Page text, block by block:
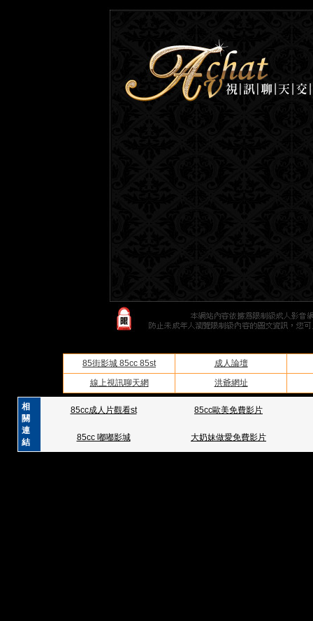
85街影城 85cc 85st
成人論壇
線上視訊聊天網
洪爺網址
相
關
連
結
85cc成人片觀看st 85cc歐美免費影片
85cc 嘟嘟影城 大奶妹做愛免費影片